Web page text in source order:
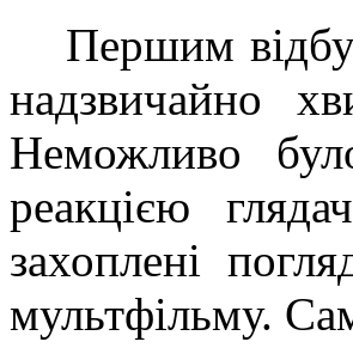
Першим
надзвичайно
Неможливо
реакцією
захоплені
мультфільму.